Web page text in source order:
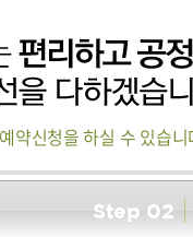
약신청을 하실 수 있습니
Step 02